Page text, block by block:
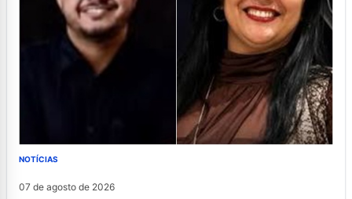
NOTÍCIAS
07 de agosto de 2026